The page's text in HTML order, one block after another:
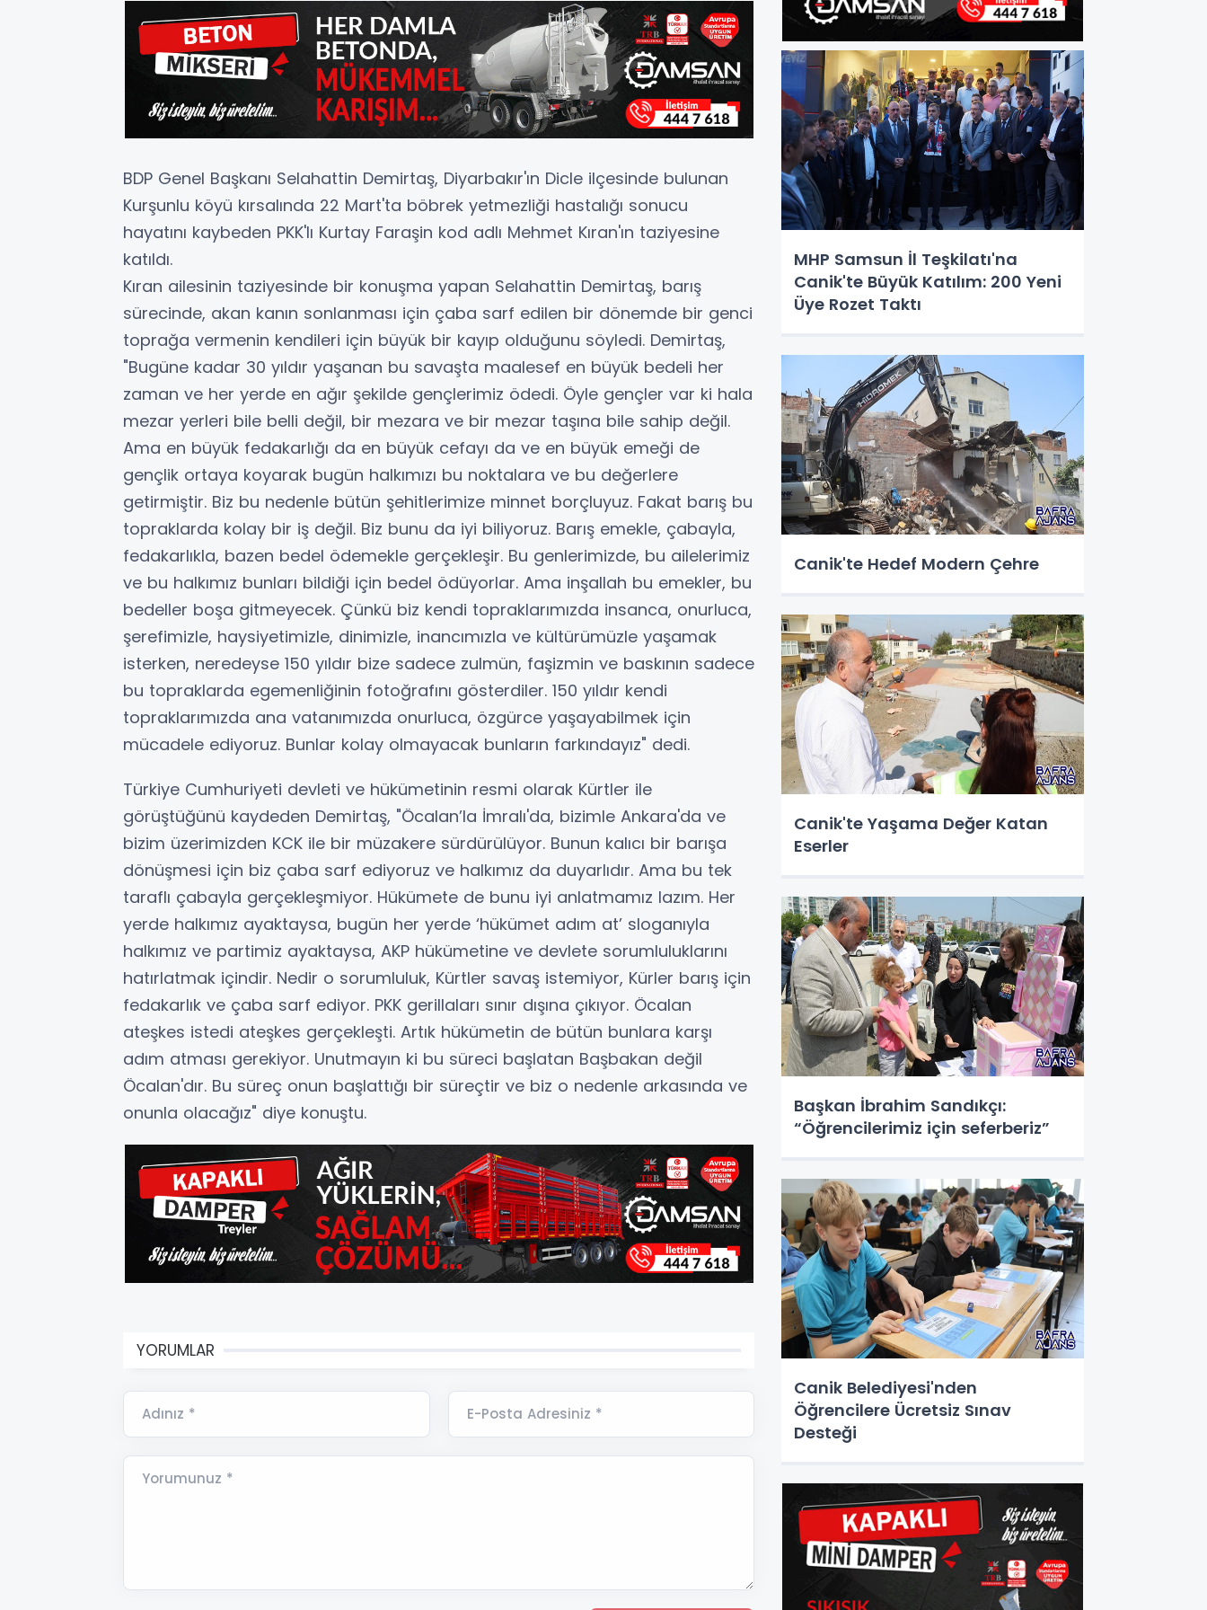
BDP Genel Başkanı Selahattin Demirtaş, Diyarbakır'ın Dicle ilçesinde bulunan
Kurşunlu köyü kırsalında 22 Mart'ta böbrek yetmezliği hastalığı sonucu
hayatını kaybeden PKK'lı Kurtay Faraşin kod adlı Mehmet Kıran'ın taziyesine
katıldı.
Kıran ailesinin taziyesinde bir konuşma yapan Selahattin Demirtaş, barış
sürecinde, akan kanın sonlanması için çaba sarf edilen bir dönemde bir genci
toprağa vermenin kendileri için büyük bir kayıp olduğunu söyledi. Demirtaş,
"Bugüne kadar 30 yıldır yaşanan bu savaşta maalesef en büyük bedeli her
zaman ve her yerde en ağır şekilde gençlerimiz ödedi. Öyle gençler var ki hala
mezar yerleri bile belli değil, bir mezara ve bir mezar taşına bile sahip değil.
Ama en büyük fedakarlığı da en büyük cefayı da ve en büyük emeği de
gençlik ortaya koyarak bugün halkımızı bu noktalara ve bu değerlere
getirmiştir. Biz bu nedenle bütün şehitlerimize minnet borçluyuz. Fakat barış bu
topraklarda kolay bir iş değil. Biz bunu da iyi biliyoruz. Barış emekle, çabayla,
fedakarlıkla, bazen bedel ödemekle gerçekleşir. Bu genlerimizde, bu ailelerimiz
ve bu halkımız bunları bildiği için bedel ödüyorlar. Ama inşallah bu emekler, bu
bedeller boşa gitmeyecek. Çünkü biz kendi topraklarımızda insanca, onurluca,
şerefimizle, haysiyetimizle, dinimizle, inancımızla ve kültürümüzle yaşamak
isterken, neredeyse 150 yıldır bize sadece zulmün, faşizmin ve baskının sadece
bu topraklarda egemenliğinin fotoğrafını gösterdiler. 150 yıldır kendi
topraklarımızda ana vatanımızda onurluca, özgürce yaşayabilmek için
mücadele ediyoruz. Bunlar kolay olmayacak bunların farkındayız" dedi.
Türkiye Cumhuriyeti devleti ve hükümetinin resmi olarak Kürtler ile
görüştüğünü kaydeden Demirtaş, "Öcalan’la İmralı'da, bizimle Ankara'da ve
bizim üzerimizden KCK ile bir müzakere sürdürülüyor. Bunun kalıcı bir barışa
dönüşmesi için biz çaba sarf ediyoruz ve halkımız da duyarlıdır. Ama bu tek
taraflı çabayla gerçekleşmiyor. Hükümete de bunu iyi anlatmamız lazım. Her
yerde halkımız ayaktaysa, bugün her yerde ‘hükümet adım at’ sloganıyla
halkımız ve partimiz ayaktaysa, AKP hükümetine ve devlete sorumluluklarını
hatırlatmak içindir. Nedir o sorumluluk, Kürtler savaş istemiyor, Kürler barış için
fedakarlık ve çaba sarf ediyor. PKK gerillaları sınır dışına çıkıyor. Öcalan
ateşkes istedi ateşkes gerçekleşti. Artık hükümetin de bütün bunlara karşı
adım atması gerekiyor. Unutmayın ki bu süreci başlatan Başbakan değil
Öcalan'dır. Bu süreç onun başlattığı bir süreçtir ve biz o nedenle arkasında ve
onunla olacağız" diye konuştu.
YORUMLAR
Adınız * E-Posta Adresiniz *
Yorumunuz *
MHP Samsun İl Teşkilatı'na
Canik'te Büyük Katılım: 200 Yeni
Üye Rozet Taktı
Canik'te Hedef Modern Çehre
Canik'te Yaşama Değer Katan
Eserler
Başkan İbrahim Sandıkçı:
“Öğrencilerimiz için seferberiz”
Canik Belediyesi'nden
Öğrencilere Ücretsiz Sınav
Desteği